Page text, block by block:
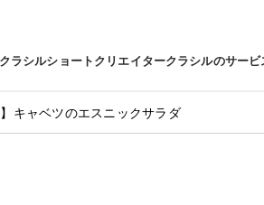
クラシルショートクリエイタークラシルのサービ
】キャベツのエスニックサラダ